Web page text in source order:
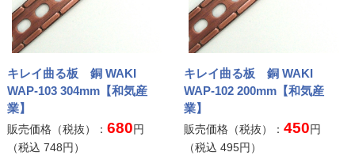
キレイ曲る板 銅 WAKI
WAP-103 304mm【和気産
業】
販売価格（税抜）： 680円
（税込 748円）
キレイ曲る板 銅 WAKI
WAP-102 200mm【和気産
業】
販売価格（税抜）：450円
（税込495円）